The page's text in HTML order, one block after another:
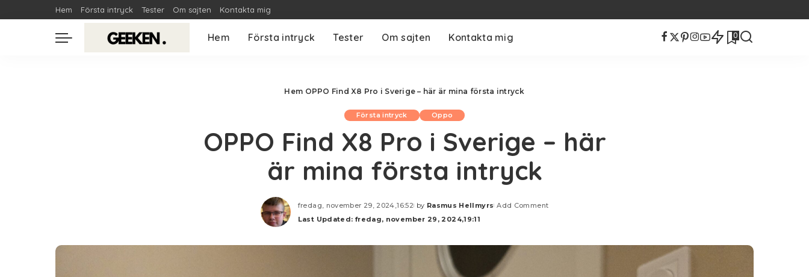
Hem Första intryck Tester Om sajten Kontakta mig
Hem Första intryck Tester Om sajten Kontakta mig 0
Hem OPPO Find X8 Pro i Sverige – här är mina första intryck
Första intryck Oppo
OPPO Find X8 Pro i Sverige – här
är mina första intryck
fredag, november 29, 2024,16:52
Posted
by
by Rasmus Hellmyrs Add Comment
Last Updated: fredag, november 29, 2024,19:11